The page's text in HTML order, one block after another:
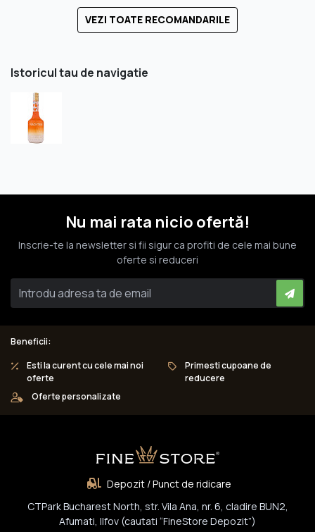
VEZI TOATE RECOMANDARILE
Istoricul tau de navigatie
Nu mai rata nicio ofertă!
Inscrie-te la newsletter si fii sigur ca profiti de cele mai bune
oferte si reduceri
Beneficii:
Esti la curent cu cele mai noi
oferte
Primesti cupoane de
reducere
Oferte personalizate
Depozit / Punct de ridicare
CTPark Bucharest North, str. Vila Ana, nr. 6, cladire BUN2,
Afumati, Ilfov (cautati “FineStore Depozit”)